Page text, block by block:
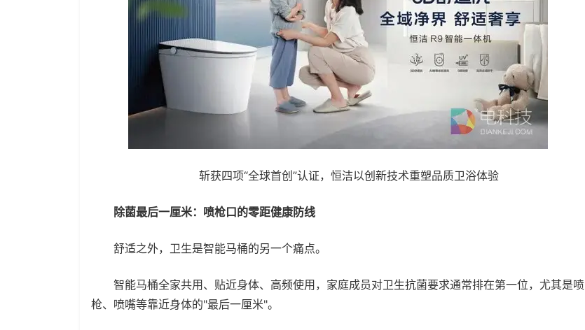
斩获四项“全球首创”认证，恒洁以创新技术重塑品质卫浴体验
除菌最后一厘米：喷枪口的零距健康防线
舒适之外，卫生是智能马桶的另一个痛点。
智能马桶全家共用、贴近身体、高频使用，家庭成员对卫生抗菌要求通常排在第一位，尤其是喷
枪、喷嘴等靠近身体的"最后一厘米"。